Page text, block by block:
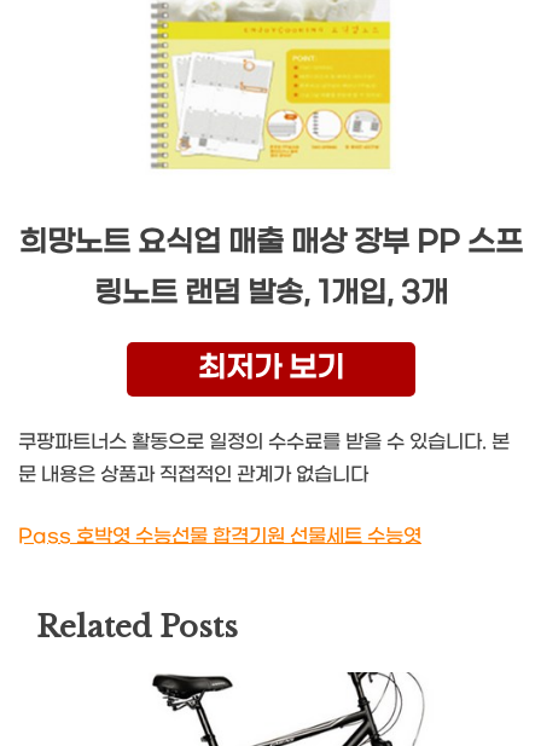
희망노트 요식업 매출 매상 장부 PP 스프
링노트 랜덤 발송, 1개입, 3개
최저가 보기
쿠팡파트너스 활동으로 일정의 수수료를 받을 수 있습니다. 본
문 내용은 상품과 직접적인 관계가 없습니다
Pass 호박엿 수능선물 합격기원 선물세트 수능엿
Related Posts